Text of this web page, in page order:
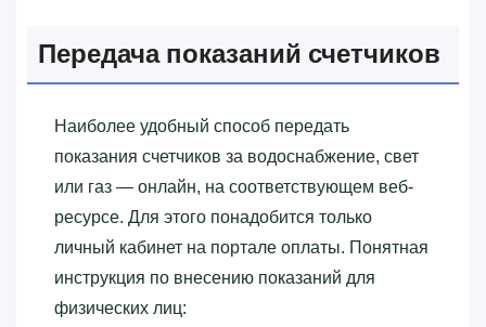
Передача показаний счетчиков
Наиболее удобный способ передать
показания счетчиков за водоснабжение, свет
или газ — онлайн, на соответствующем веб-
ресурсе. Для этого понадобится только
личный кабинет на портале оплаты. Понятная
инструкция по внесению показаний для
физических лиц: